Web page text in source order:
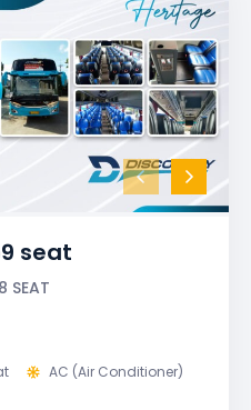
seat
SEAT
AC (Air Conditioner)